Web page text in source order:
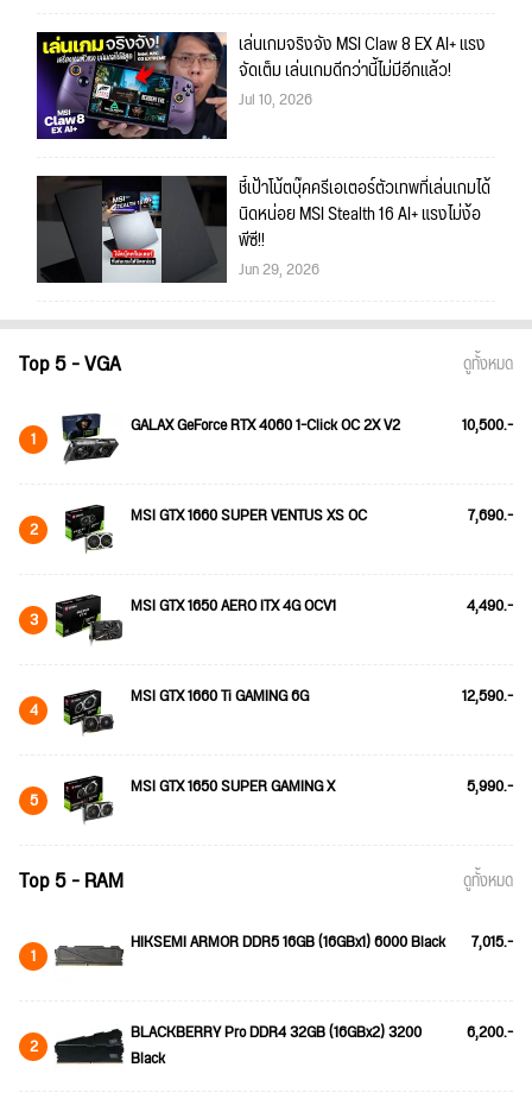
เล่นเกมจริงจัง MSI Claw 8 EX AI+ แรง
จัดเต็ม เล่นเกมดีกว่านี้ไม่มีอีกแล้ว!
Jul 10, 2026
ชี้เป้าโน้ตบุ๊คครีเอเตอร์ตัวเทพที่เล่นเกมได้
นิดหน่อย MSI Stealth 16 AI+ แรงไม่ง้อ
พีซี!!
Jun 29, 2026
Top 5 - VGA ดูทั้งหมด
1 GALAX GeForce RTX 4060 1-Click OC 2X V2 10,500.-
2 MSI GTX 1660 SUPER VENTUS XS OC 7,690.-
3 MSI GTX 1650 AERO ITX 4G OCV1 4,490.-
4 MSI GTX 1660 Ti GAMING 6G 12,590.-
5 MSI GTX 1650 SUPER GAMING X 5,990.-
Top 5 - RAM ดูทั้งหมด
1 HIKSEMI ARMOR DDR5 16GB (16GBx1) 6000 Black 7,015.-
2
BLACKBERRY Pro DDR4 32GB (16GBx2) 3200
Black
6,200.-